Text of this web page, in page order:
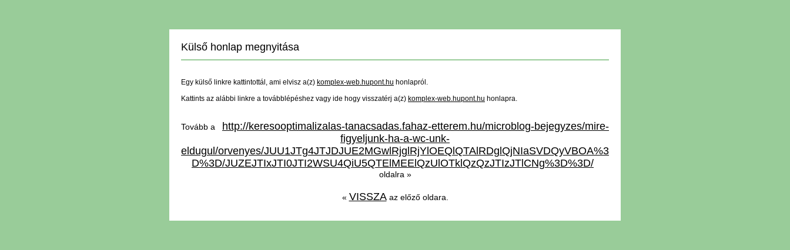
Külső honlap megnyitása
Egy külső linkre kattintottál, ami elvisz a(z) komplex-web.hupont.hu honlapról.
Kattints az alábbi linkre a továbblépéshez vagy ide hogy visszatérj a(z) komplex-web.hupont.hu honlapra.
Tovább a
http://keresooptimalizalas-tanacsadas.fahaz-etterem.hu/microblog-bejegyzes/mire-
figyeljunk-ha-a-wc-unk-
eldugul/orvenyes/JUU1JTg4JTJDJUE2MGwlRjglRjYlOEQlQTAlRDglQjNIaSVDQyVBOA%3
D%3D/JUZEJTIxJTI0JTI2WSU4QiU5QTElMEElQzUlOTklQzQzJTIzJTlCNg%3D%3D/
oldalra »
« VISSZAaz előző oldara.